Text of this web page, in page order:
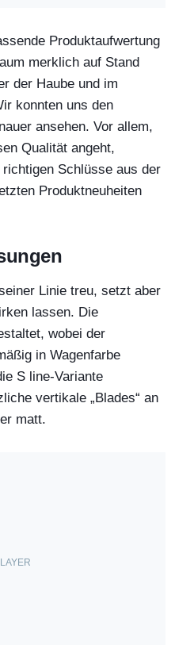
Produktaufwertung
merklich auf Stand
der Haube und im
konnten uns den
ansehen. Vor allem,
Qualität angeht,
Schlüsse aus der
Produktneuheiten
Linie treu, setzt aber
lassen. Die
wobei der
in Wagenfarbe
S line-Variante
vertikale „Blades“ an
matt.